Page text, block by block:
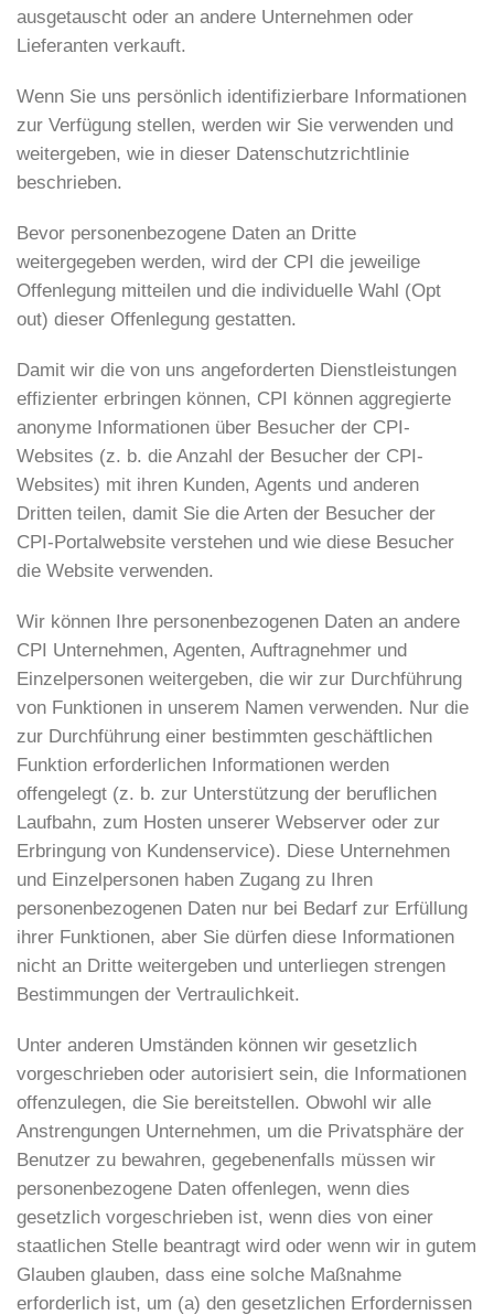
ausgetauscht oder an andere Unternehmen oder
Lieferanten verkauft.
Wenn Sie uns persönlich identifizierbare Informationen
zur Verfügung stellen, werden wir Sie verwenden und
weitergeben, wie in dieser Datenschutzrichtlinie
beschrieben.
Bevor personenbezogene Daten an Dritte
weitergegeben werden, wird der CPI die jeweilige
Offenlegung mitteilen und die individuelle Wahl (Opt
out) dieser Offenlegung gestatten.
Damit wir die von uns angeforderten Dienstleistungen
effizienter erbringen können, CPI können aggregierte
anonyme Informationen über Besucher der CPI-
Websites (z. b. die Anzahl der Besucher der CPI-
Websites) mit ihren Kunden, Agents und anderen
Dritten teilen, damit Sie die Arten der Besucher der
CPI-Portalwebsite verstehen und wie diese Besucher
die Website verwenden.
Wir können Ihre personenbezogenen Daten an andere
CPI Unternehmen, Agenten, Auftragnehmer und
Einzelpersonen weitergeben, die wir zur Durchführung
von Funktionen in unserem Namen verwenden. Nur die
zur Durchführung einer bestimmten geschäftlichen
Funktion erforderlichen Informationen werden
offengelegt (z. b. zur Unterstützung der beruflichen
Laufbahn, zum Hosten unserer Webserver oder zur
Erbringung von Kundenservice). Diese Unternehmen
und Einzelpersonen haben Zugang zu Ihren
personenbezogenen Daten nur bei Bedarf zur Erfüllung
ihrer Funktionen, aber Sie dürfen diese Informationen
nicht an Dritte weitergeben und unterliegen strengen
Bestimmungen der Vertraulichkeit.
Unter anderen Umständen können wir gesetzlich
vorgeschrieben oder autorisiert sein, die Informationen
offenzulegen, die Sie bereitstellen. Obwohl wir alle
Anstrengungen Unternehmen, um die Privatsphäre der
Benutzer zu bewahren, gegebenenfalls müssen wir
personenbezogene Daten offenlegen, wenn dies
gesetzlich vorgeschrieben ist, wenn dies von einer
staatlichen Stelle beantragt wird oder wenn wir in gutem
Glauben glauben, dass eine solche Maßnahme
erforderlich ist, um (a) den gesetzlichen Erfordernissen